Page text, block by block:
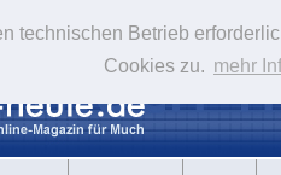
technischen Betrieb
Cookies zu. mehr